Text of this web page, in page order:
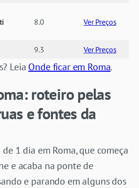
8.0 Ver Preços
9.3 Ver Preços
Leia Onde ficar em Roma.
roteiro pelas
e fontes da
1 dia em Roma, que começa
e acaba na ponte de
e parando em alguns dos